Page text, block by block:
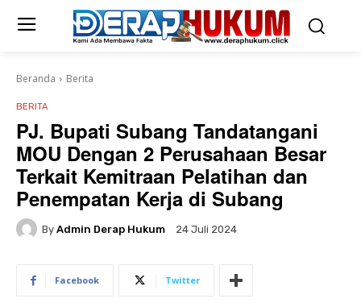
Beranda Berita
BERITA
PJ. Bupati Subang Tandatangani
MOU Dengan 2 Perusahaan Besar
Terkait Kemitraan Pelatihan dan
Penempatan Kerja di Subang
By Admin Derap Hukum 24 Juli 2024
Facebook Twitter